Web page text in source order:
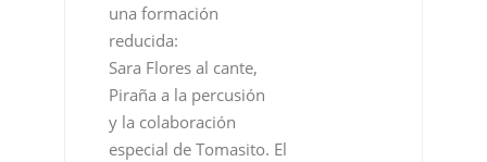
una formación
reducida:
Sara Flores al cante,
Piraña a la percusión
y la colaboración
especial de Tomasito. El